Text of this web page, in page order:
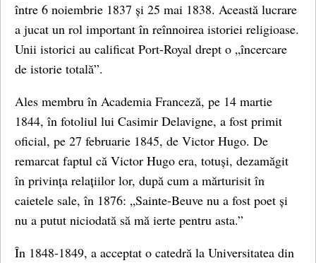
între 6 noiembrie 1837 și 25 mai 1838. Această lucrare
a jucat un rol important în reînnoirea istoriei religioase.
Unii istorici au calificat Port-Royal drept o „încercare
de istorie totală”.
Ales membru în Academia Franceză, pe 14 martie
1844, în fotoliul lui Casimir Delavigne, a fost primit
oficial, pe 27 februarie 1845, de Victor Hugo. De
remarcat faptul că Victor Hugo era, totuși, dezamăgit
în privința relațiilor lor, după cum a mărturisit în
caietele sale, în 1876: „Sainte-Beuve nu a fost poet și
nu a putut niciodată să mă ierte pentru asta.”
În 1848-1849, a acceptat o catedră la Universitatea din